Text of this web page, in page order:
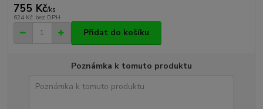
755 Kč/ks
624 Kč bez DPH
Přidat do košíku
Poznámka k tomuto produktu